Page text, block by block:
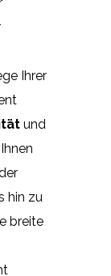
Ihrer
und
hin zu
breite